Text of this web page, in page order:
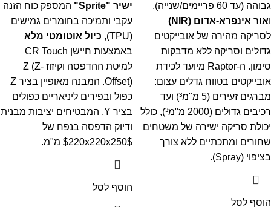
גבוהה (עד 60 פריימים/שנייה),
ואור אינפרא-אדום (NIR)
לסריקה מהירה של אובייקטים
גדולים וסריקה ללא מדבקות
סימון. ה-Raptor מיועד לכידת
אובייקטים בטווח גדלים עצום:
מברגים זעירים (5
מ"מ³) ועד
רכיבים גדולים (2000
מ"מ³), כולל
יכולת סריקה ישירה של משטחים
שחורים ומתכתיים ללא צורך
בציפוי (Spray).
הוסף לסל
ישיר "Sprite"
המספק כוח הזנה
עקבי ותמיכה בחומרים גמישים
(TPU),
כיול אוטומטי מלא
באמצעות חיישן CR Touch
למיטת ההדפסה וקיזוז Z (Z-
Offset). המבנה מאופיין בציר Z
כפול ובפירים ליניאריים כפולים
בציר Y, המבטיחים יציבות מבנית
ודיוק הדפסה בנפח של
$220x220x250$ מ"מ.
הוסף לסל